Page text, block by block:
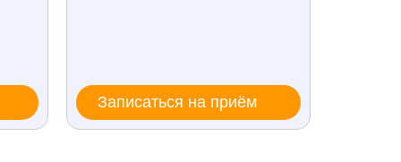
Записаться на приём